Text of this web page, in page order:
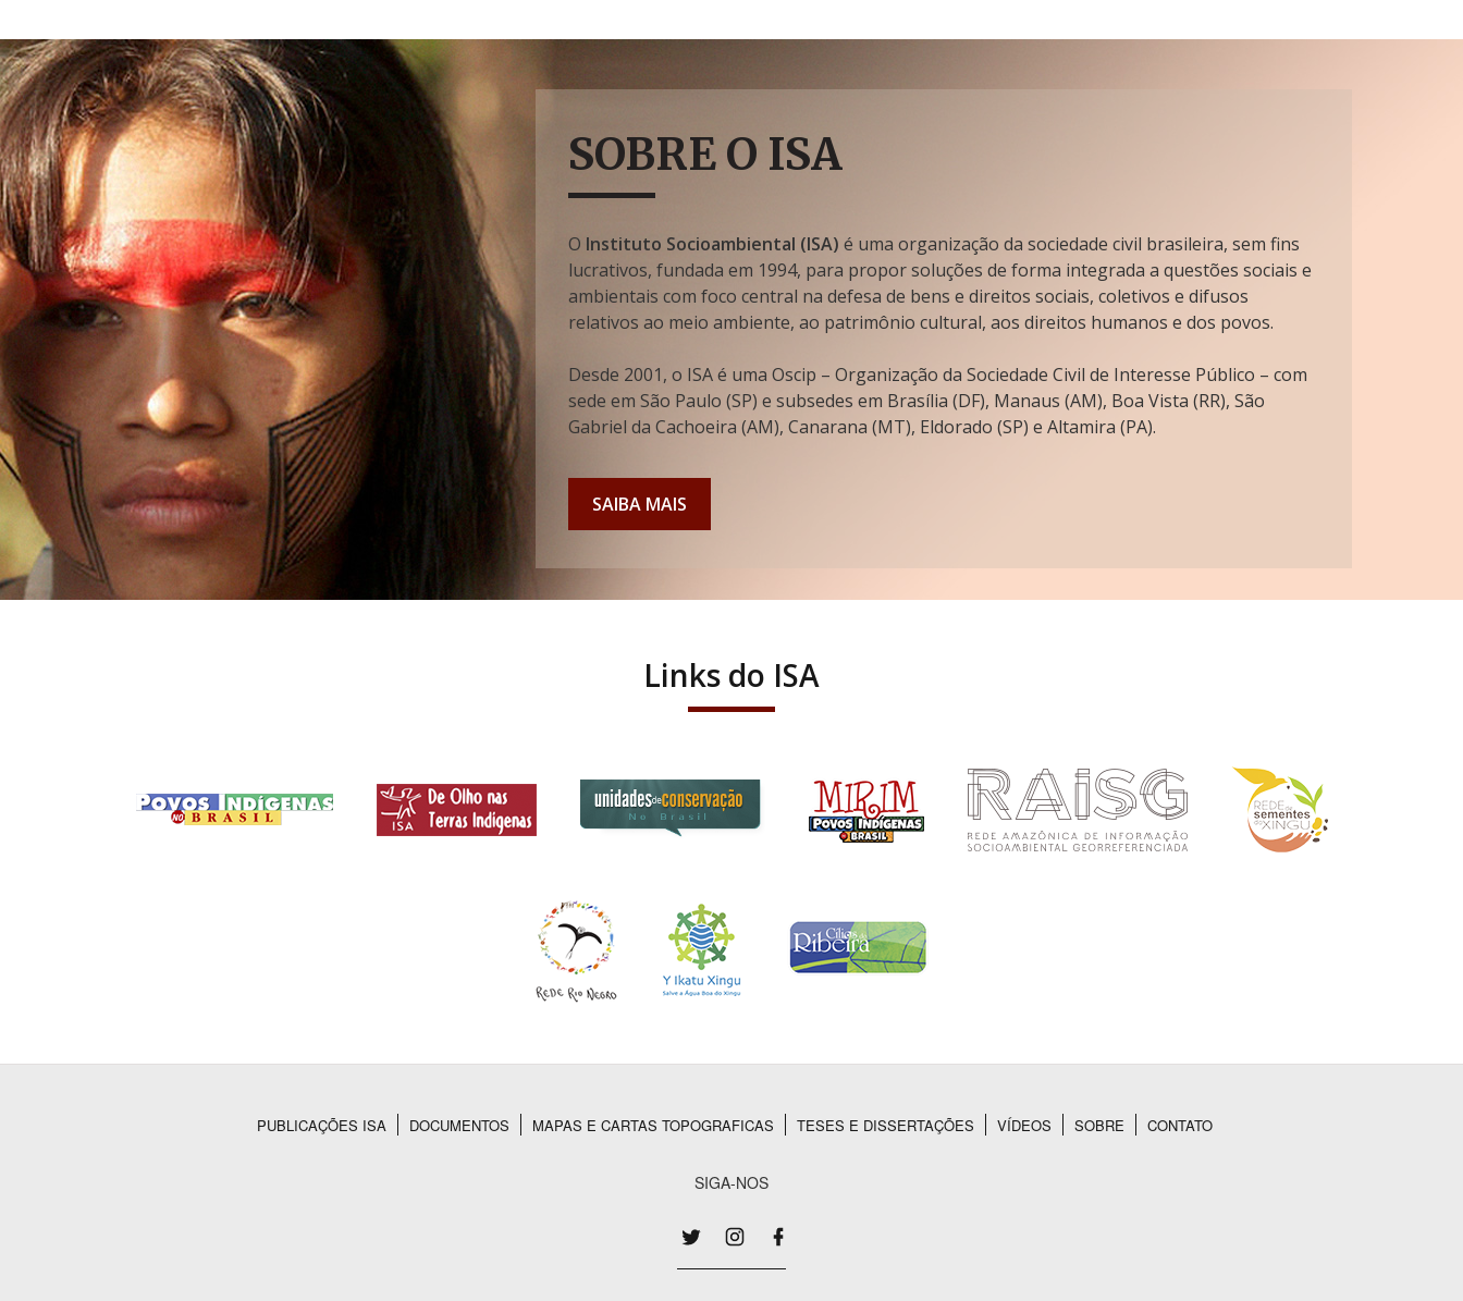
SOBRE O ISA
O Instituto Socioambiental (ISA) é uma organização da sociedade civil brasileira, sem fins
lucrativos, fundada em 1994, para propor soluções de forma integrada a questões sociais e
ambientais com foco central na defesa de bens e direitos sociais, coletivos e difusos
relativos ao meio ambiente, ao patrimônio cultural, aos direitos humanos e dos povos.
Desde 2001, o ISA é uma Oscip – Organização da Sociedade Civil de Interesse Público – com
sede em São Paulo (SP) e subsedes em Brasília (DF), Manaus (AM), Boa Vista (RR), São
Gabriel da Cachoeira (AM), Canarana (MT), Eldorado (SP) e Altamira (PA).
SAIBA MAIS
Links do ISA
PUBLICAÇÕES ISA DOCUMENTOS MAPAS E CARTAS TOPOGRAFICAS TESES E DISSERTAÇÕES VÍDEOS SOBRE CONTATO
SIGA-NOS